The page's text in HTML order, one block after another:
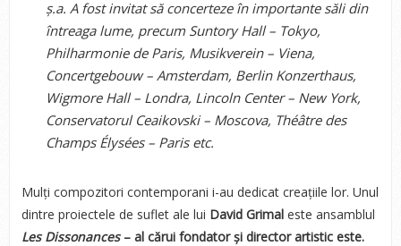
ș.a. A fost invitat să concerteze în importante săli din
întreaga lume, precum Suntory Hall – Tokyo,
Philharmonie de Paris, Musikverein – Viena,
Concertgebouw – Amsterdam, Berlin Konzerthaus,
Wigmore Hall – Londra, Lincoln Center – New York,
Conservatorul Ceaikovski – Moscova, Théâtre des
Champs Élysées – Paris etc.
Mulți compozitori contemporani i-au dedicat creațiile lor. Unul
dintre proiectele de suflet ale lui David Grimaleste ansamblul
Les Dissonances– al cărui fondator și director artistic este.